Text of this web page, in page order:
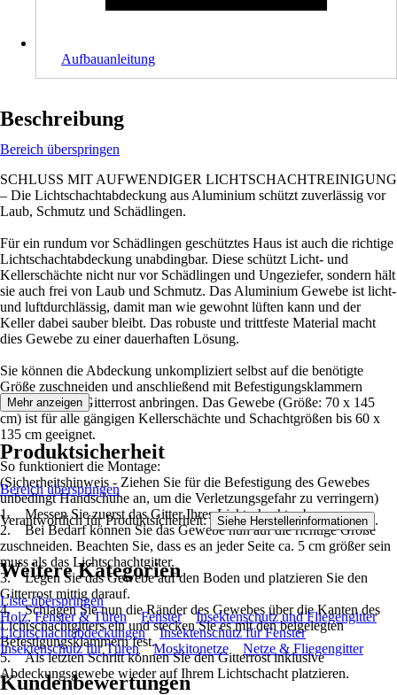
Aufbauanleitung
Beschreibung
Bereich überspringen
SCHLUSS MIT AUFWENDIGER LICHTSCHACHTREINIGUNG
– Die Lichtschachtabdeckung aus Aluminium schützt zuverlässig vor
Laub, Schmutz und Schädlingen.
Für ein rundum vor Schädlingen geschütztes Haus ist auch die richtige
Lichtschachtabdeckung unabdingbar. Diese schützt Licht- und
Kellerschächte nicht nur vor Schädlingen und Ungeziefer, sondern hält
sie auch frei von Laub und Schmutz. Das Aluminium Gewebe ist licht-
und luftdurchlässig, damit man wie gewohnt lüften kann und der
Keller dabei sauber bleibt. Das robuste und trittfeste Material macht
dies Gewebe zu einer dauerhaften Lösung.
Sie können die Abdeckung unkompliziert selbst auf die benötigte
Größe zuschneiden und anschließend mit Befestigungsklammern
(inklusive) am Gitterrost anbringen. Das Gewebe (Größe: 70 x 145
cm) ist für alle gängigen Kellerschächte und Schachtgrößen bis 60 x
135 cm geeignet.
So funktioniert die Montage:
(Sicherheitshinweis - Ziehen Sie für die Befestigung des Gewebes
unbedingt Handschuhe an, um die Verletzungsgefahr zu verringern)
1. Messen Sie zuerst das Gitter Ihres Lichtschachts ab.
2. Bei Bedarf können Sie das Gewebe nun auf die richtige Größe
zuschneiden. Beachten Sie, dass es an jeder Seite ca. 5 cm größer sein
muss als das Lichtschachtgitter.
3. Legen Sie das Gewebe auf den Boden und platzieren Sie den
Gitterrost mittig darauf.
4. Schlagen Sie nun die Ränder des Gewebes über die Kanten des
Lichtschachtgitters ein und stecken Sie es mit den beigelegten
Befestigungsklammern fest.
5. Als letzten Schritt können Sie den Gitterrost inklusive
Abdeckungsgewebe wieder auf Ihrem Lichtschacht platzieren.
Mehr anzeigen
Produktsicherheit
Bereich überspringen
Verantwortlich für Produktsicherheit: Siehe Herstellerinformationen .
Weitere Kategorien
Liste überspringen
Holz, Fenster & Türen
Fenster
Insektenschutz und Fliegengitter
Lichtschachtabdeckungen
Insektenschutz für Fenster
Insektenschutz für Türen
Moskitonetze Netze & Fliegengitter
Kundenbewertungen